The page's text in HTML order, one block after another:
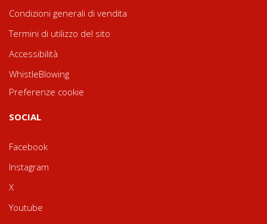
Condizioni generali di vendita
Termini di utilizzo del sito
Accessibilità
WhistleBlowing
Preferenze cookie
SOCIAL
Facebook
Instagram
X
Youtube